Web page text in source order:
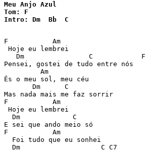
Meu Anjo Azul
Tom: F
Intro: Dm  Bb  C
F           Am
Hoje eu lembrei
Dm                C
Pensei, gostei de tudo entre nós
         Am
És o meu sol, meu céu
       Dm      C
Mas nada mais me faz sorrir
F           Am
Hoje eu lembrei
  Dm             C
E sei que ando meio só
F           Am
  Foi tudo que eu sonhei
  Dm                    C C7